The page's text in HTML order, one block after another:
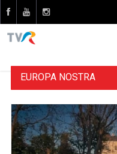
EUROPA NOSTRA